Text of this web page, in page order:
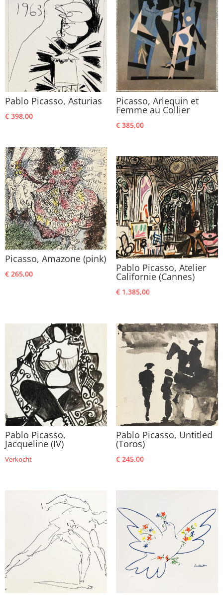
Pablo Picasso, Asturias
€ 398,00
Picasso, Arlequin et
Femme au Collier
€385,00
Picasso, Amazone (pink)
€ 265,00
Pablo Picasso, Atelier
Californie (Cannes)
€1.385,00
Pablo Picasso,
Jacqueline (IV)
Verkocht
Pablo Picasso, Untitled
(Toros)
€245,00